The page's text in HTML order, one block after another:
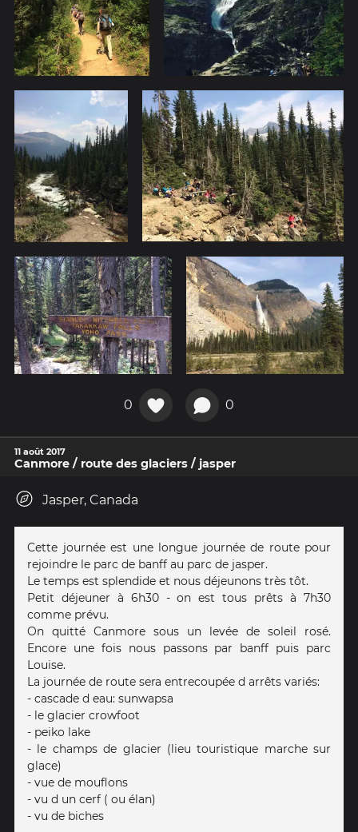
0 0
11 août 2017
Canmore / route des glaciers / jasper
Jasper, Canada
Cette journée est une longue journée de route pour
rejoindre le parc de banff au parc de jasper.
Le temps est splendide et nous déjeunons très tôt.
Petit déjeuner à 6h30 - on est tous prêts à 7h30
comme prévu.
On quitté Canmore sous un levée de soleil rosé.
Encore une fois nous passons par banff puis parc
Louise.
La journée de route sera entrecoupée d arrêts variés:
- cascade d eau: sunwapsa
- le glacier crowfoot
- peiko lake
- le champs de glacier (lieu touristique marche sur
glace)
- vue de mouflons
- vu d un cerf ( ou élan)
- vu de biches